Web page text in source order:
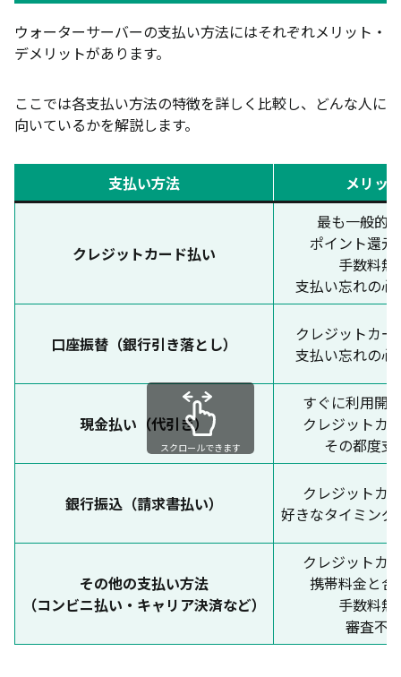
ウォーターサーバーの支払い方法にはそれぞれメリット・
デメリットがあります。
ここでは各支払い方法の特徴を詳しく比較し、どんな人に
向いているかを解説します。
支払い方法 メリッ
クレジットカード払い
最も一般的
ポイント還元
手数料無
支払い忘れの心
口座振替（銀行引き落とし）
クレジットカ
支払い忘れの心
現金払い（代引き）
すぐに利用開
クレジットカ
その都度支
銀行振込（請求書払い）
クレジットカ
好きなタイミング
その他の支払い方法
（コンビニ払い・キャリア決済など）
クレジットカ
携帯料金と合
手数料無
審査不
スクロールできます